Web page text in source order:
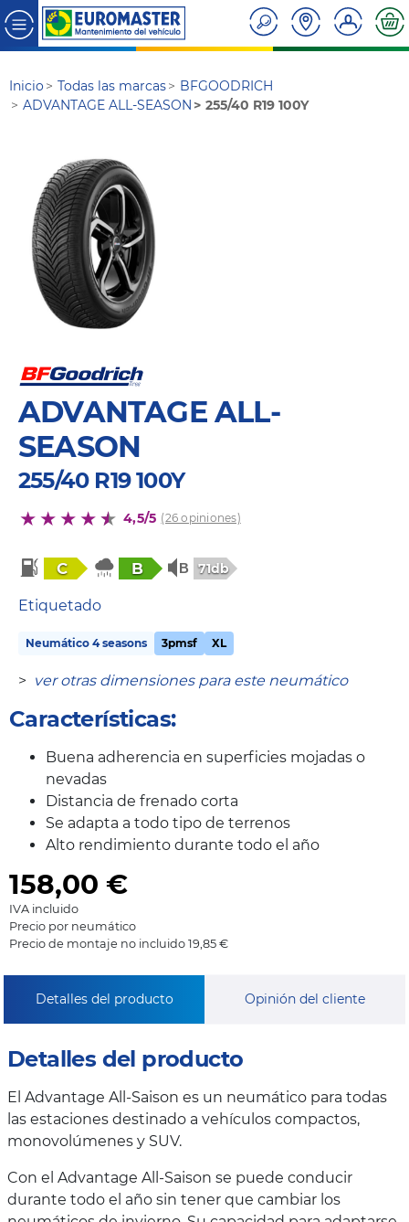
Inicio Todas las marcas
BFGOODRICH
ADVANTAGE ALL-SEASON
255/40 R19 100Y
ADVANTAGE ALL-
SEASON
255/40 R19 100Y
4,5/5 (26 opiniones)
C B 71db
Etiquetado
Neumático 4 seasons 3pmsf XL
> ver otras dimensiones para este neumático
Características:
Buena adherencia en superficies mojadas o
nevadas
Distancia de frenado corta
Se adapta a todo tipo de terrenos
Alto rendimiento durante todo el año
158,00 €
IVA incluido
Precio por neumático
Precio de montaje no incluido 19,85 €
Detalles del producto Opinión del cliente
Detalles del producto
El Advantage All-Saison es un neumático para todas
las estaciones destinado a vehículos compactos,
monovolúmenes y SUV.
Con el Advantage All-Saison se puede conducir
durante todo el año sin tener que cambiar los